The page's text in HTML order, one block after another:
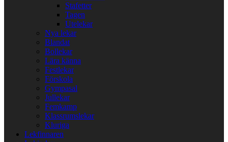
Stafetter
Tagen
Utelekar
Nya lekar
Blandat
Bollekar
Lära känna
Festlekar
Förskola
Gympasal
Jullekar
Femkamp
Klassrumslekar
Kluriga
Lekfinnaren